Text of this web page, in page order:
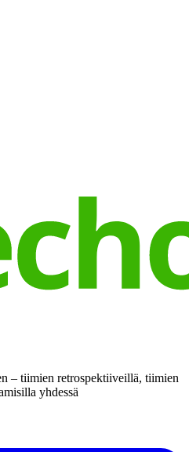
– tiimien retrospektiiveillä, tiimien
yhdessä